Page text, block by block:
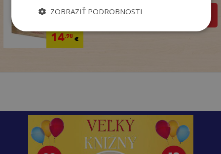
14,98€
pridať do košíka
ZOBRAZIŤ PODROBNOSTI